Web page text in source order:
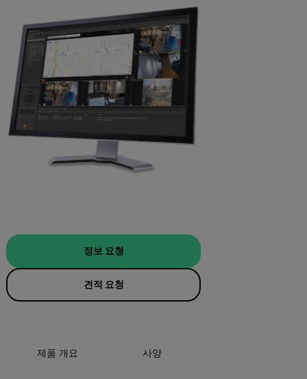
정보 요청
견적 요청
제품 개요 사양